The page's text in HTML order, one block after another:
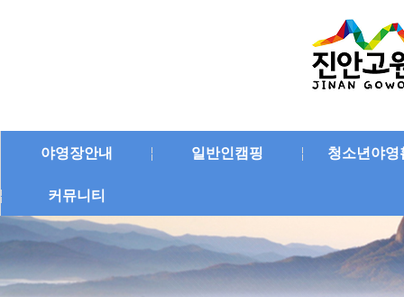
야영장안내 일반인캠핑 청소년야영
커뮤니티